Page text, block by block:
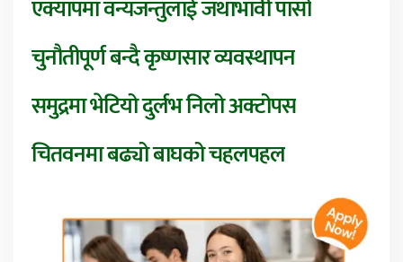
एक्यापमा वन्यजन्तुलाई जथाभावी पासो
चुनौतीपूर्ण बन्दै कृष्णसार व्यवस्थापन
समुद्रमा भेटियो दुर्लभ निलो अक्टोपस
चितवनमा बढ्यो बाघको चहलपहल